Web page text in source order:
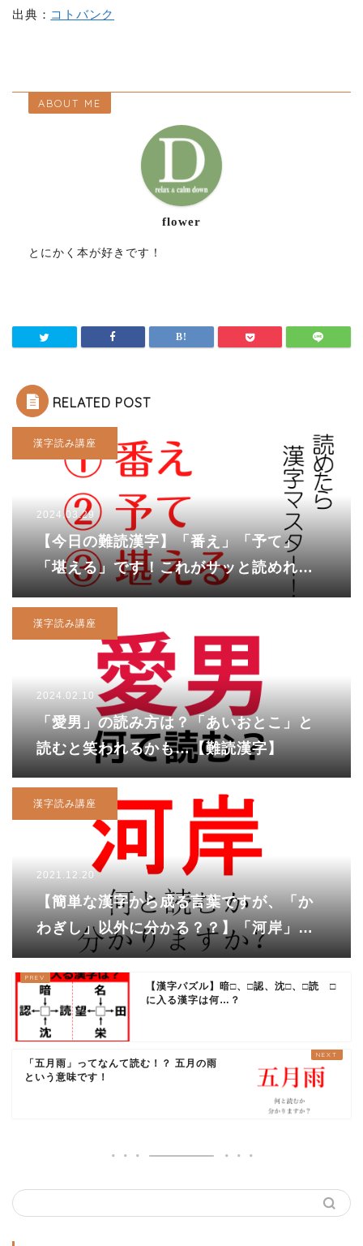
出典： コトバンク
ABOUT ME
flower
とにかく本が好きです！
RELATED POST
漢字読み講座
2024.03.29
【今日の難読漢字】「番え」「予て」
「堪える」です！これがサッと読めれば
カッコいい!!
漢字読み講座
2024.02.10
「愛男」の読み方は？「あいおとこ」と
読むと笑われるかも…【難読漢字】
漢字読み講座
2021.12.20
【簡単な漢字から成る言葉ですが、「か
わぎし」以外に分かる？？】「河岸」、
あなたは読めますか？
【漢字パズル】暗□、□認、沈□、□読 □
に入る漢字は何…？
「五月雨」ってなんて読む！？ 五月の雨
という意味です！